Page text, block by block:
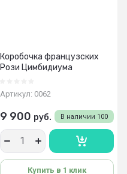
Коробочка французских
Рози Цимбидиума
Артикул: 0062
В наличии 100
9 900 руб.
Купить в 1 клик